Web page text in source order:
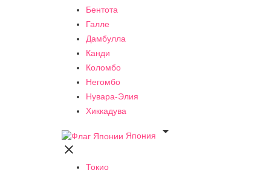
Бентота
Галле
Дамбулла
Канди
Коломбо
Негомбо
Нувара-Элия
Хиккадува
Япония


Токио